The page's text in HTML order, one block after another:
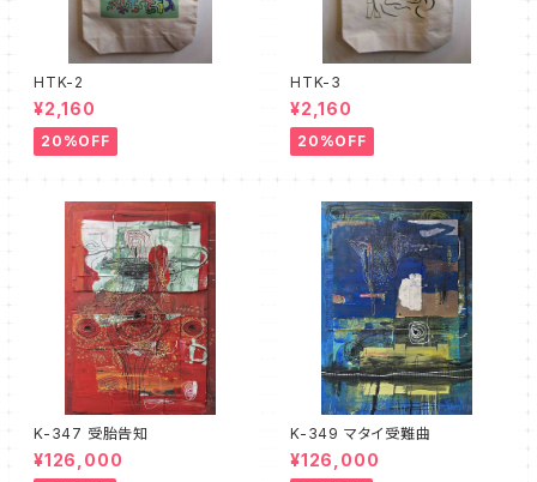
HTK-2
¥2,160
20%OFF
HTK-3
¥2,160
20%OFF
K-347 受胎告知
¥126,000
K-349 マタイ受難曲
¥126,000